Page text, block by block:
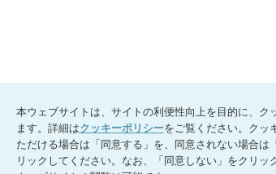
本ウェブサイトは、サイトの利便性向上を目的に、ク
ます。詳細はクッキーポリシーをご覧ください。クッ
ただける場合は「同意する」を、同意されない場合は
リックしてください。なお、「同意しない」をクリッ